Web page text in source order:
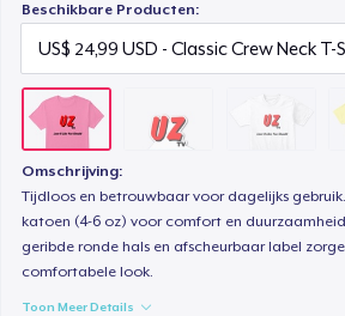
Beschikbare Producten:
Omschrijving:
Tijdloos en betrouwbaar voor dagelijks
katoen (4-6 oz) voor comfort en
geribde ronde hals en afscheurbaar label
comfortabele look.
Toon Meer Details
Premium Long Sleeve Tee
US$ 29,99
Women's Comfort Tee
US$ 24,99
Classic Tank Top
US$ 24,99